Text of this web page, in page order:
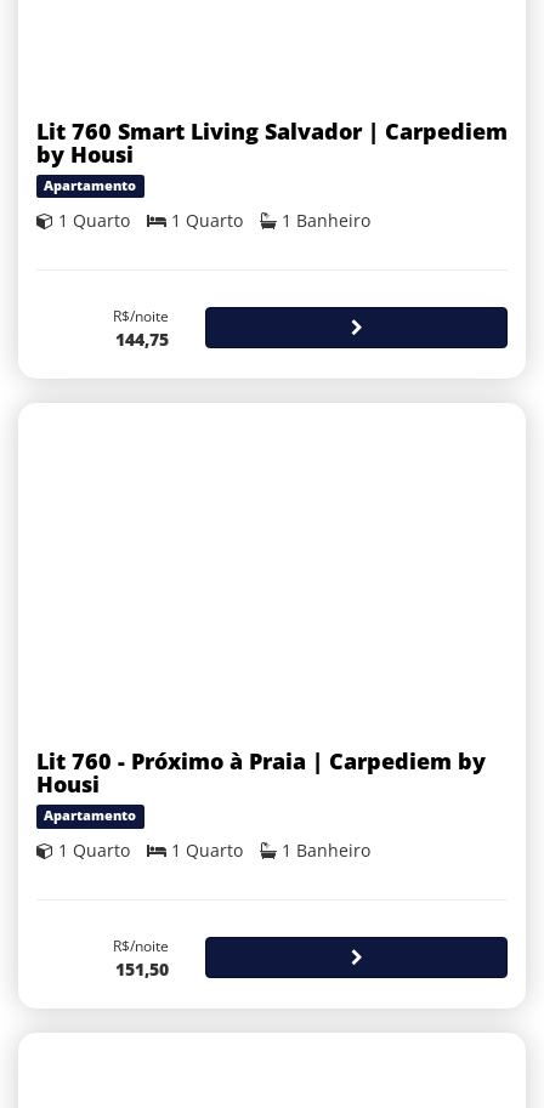
Lit 760 Smart Living Salvador | Carpediem
by Housi
Apartamento
1 Quarto 1 Quarto 1 Banheiro
R$/noite
144,75
Lit 760 - Próximo à Praia | Carpediem by
Housi
Apartamento
1 Quarto 1 Quarto 1 Banheiro
R$/noite
151,50